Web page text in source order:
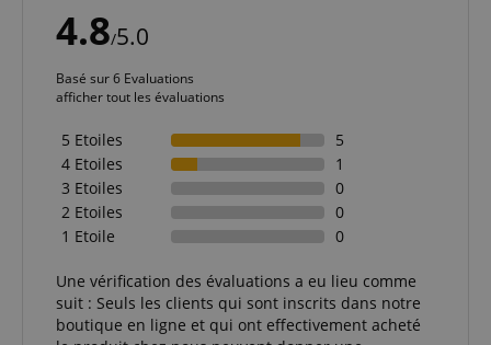
4.8/5.0
Basé sur 6 Evaluations
afficher tout les évaluations
5 Etoiles
5
4 Etoiles
1
3 Etoiles
0
2 Etoiles
0
1 Etoile
0
Une vérification des évaluations a eu lieu comme
suit : Seuls les clients qui sont inscrits dans notre
boutique en ligne et qui ont effectivement acheté